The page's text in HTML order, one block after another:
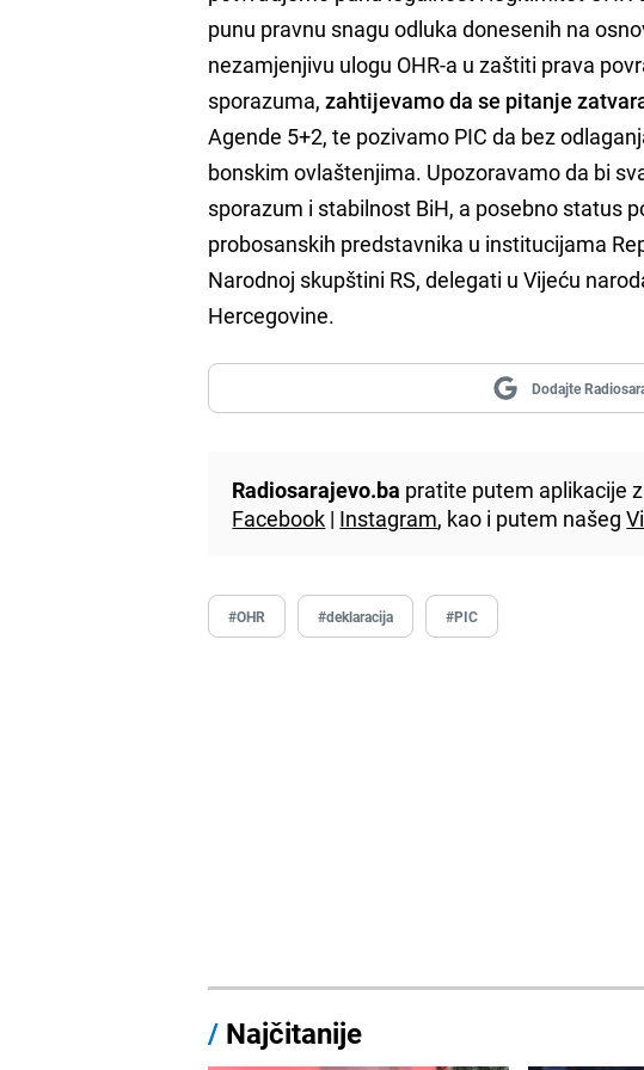
punu pravnu snagu odluka donesenih na
nezamjenjivu ulogu OHR-a u zaštiti prava
sporazuma,zahtijevamo da se pitanje
Agende 5+2, te pozivamo PIC da bez
bonskim ovlaštenjima. Upozoravamo da bi
sporazum i stabilnost BiH, a posebno status
probosanskih predstavnika u institucijama
Narodnoj skupštini RS, delegati u Vijeću
Hercegovine.
Dodajte
Radiosarajevo.ba pratite putem aplikacije
Facebook | Instagram, kao i putem našeg
#OHR #deklaracija #PIC
/ Najčitanije